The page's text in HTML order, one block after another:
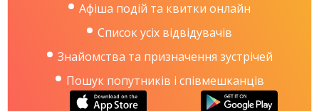
Афіша подій та квитки онлайн
Список усіх відвідувачів
Знайомства та призначення зустрічей
Пошук попутників і співмешканців